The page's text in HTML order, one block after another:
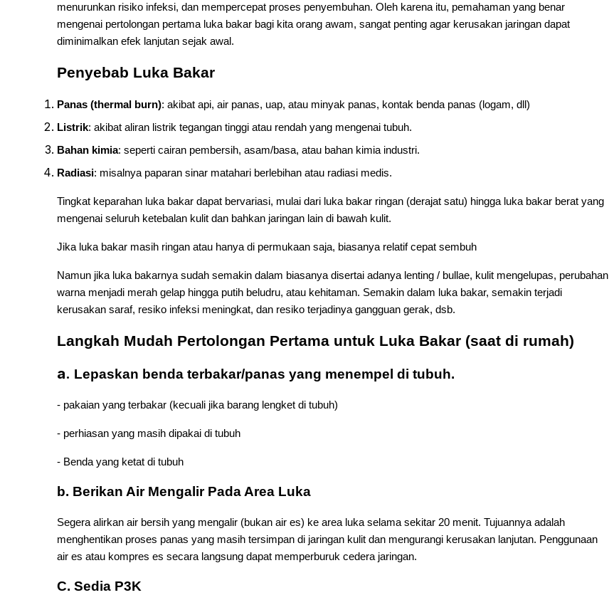
menurunkan risiko infeksi, dan mempercepat proses penyembuhan. Oleh karena itu, pemahaman yang benar
mengenai pertolongan pertama luka bakar bagi kita orang awam, sangat penting agar kerusakan jaringan dapat
diminimalkan efek lanjutan sejak awal.
Penyebab Luka Bakar
Panas (thermal burn): akibat api, air panas, uap, atau minyak panas, kontak benda panas (logam, dll)
Listrik: akibat aliran listrik tegangan tinggi atau rendah yang mengenai tubuh.
Bahan kimia: seperti cairan pembersih, asam/basa, atau bahan kimia industri.
Radiasi: misalnya paparan sinar matahari berlebihan atau radiasi medis.
Tingkat keparahan luka bakar dapat bervariasi, mulai dari luka bakar ringan (derajat satu) hingga luka bakar berat yang
mengenai seluruh ketebalan kulit dan bahkan jaringan lain di bawah kulit.
Jika luka bakar masih ringan atau hanya di permukaan saja, biasanya relatif cepat sembuh
Namun jika luka bakarnya sudah semakin dalam biasanya disertai adanya lenting / bullae, kulit mengelupas, perubahan
warna menjadi merah gelap hingga putih beludru, atau kehitaman. Semakin dalam luka bakar, semakin terjadi
kerusakan saraf, resiko infeksi meningkat, dan resiko terjadinya gangguan gerak, dsb.
Langkah Mudah Pertolongan Pertama untuk Luka Bakar (saat di rumah)
a. Lepaskan benda terbakar/panas yang menempel di tubuh.
- pakaian yang terbakar (kecuali jika barang lengket di tubuh)
- perhiasan yang masih dipakai di tubuh
- Benda yang ketat di tubuh
b. Berikan Air Mengalir Pada Area Luka
Segera alirkan air bersih yang mengalir (bukan air es) ke area luka selama sekitar 20 menit. Tujuannya adalah
menghentikan proses panas yang masih tersimpan di jaringan kulit dan mengurangi kerusakan lanjutan. Penggunaan
air es atau kompres es secara langsung dapat memperburuk cedera jaringan.
C. Sedia P3K